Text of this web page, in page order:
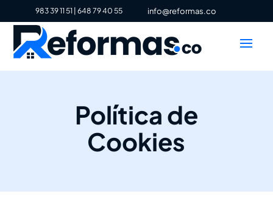
983 39 11 51| 648 79 40 55 info@reformas.co
Política de
Cookies